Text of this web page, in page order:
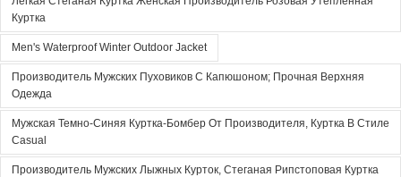
Куртка
Men's Waterproof Winter Outdoor Jacket
Производитель Мужских Пуховиков С Капюшоном; Прочная Верхняя
Одежда
Мужская Темно-Синяя Куртка-Бомбер От Производителя, Куртка В Стиле
Casual
Производитель Мужских Лыжных Курток, Стеганая Рипстоповая Куртка